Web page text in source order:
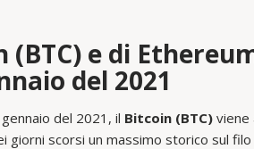
e di
del 2021
del 2021, il Bitcoin (BTC) viene
scorsi un massimo storico sul